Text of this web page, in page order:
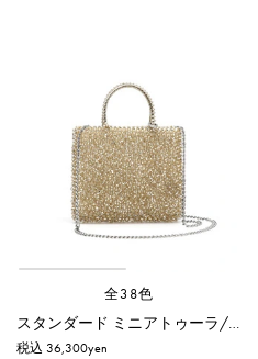
全38色
スタンダード ミニアトゥーラ/シルバーゴールド
税込 36,300yen